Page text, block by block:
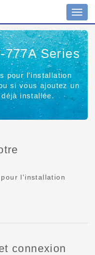
ou
la
777A Series
pour l'installation
si vous ajoutez un
installée.
l'installation
connexion